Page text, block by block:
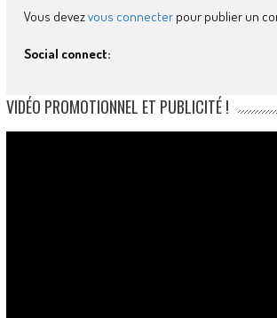
Vous devezvous connecterpour publier un
Social connect:
VIDÉO PROMOTIONNEL ET PUBLICITÉ !